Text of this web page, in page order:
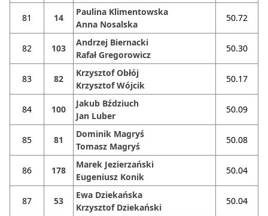
81 14
Paulina Klimentowska
Anna Nosalska
50.72
82 103
Andrzej Biernacki
Rafał Gregorowicz
50.30
83 82
Krzysztof Obłój
Krzysztof Wójcik
50.17
84 100
Jakub Bździuch
Jan Luber
50.09
85 81
Dominik Magryś
Tomasz Magryś
50.08
86 178
Marek Jezierzański
Eugeniusz Konik
50.04
87 53
Ewa Dziekańska
Krzysztof Dziekański
50.04